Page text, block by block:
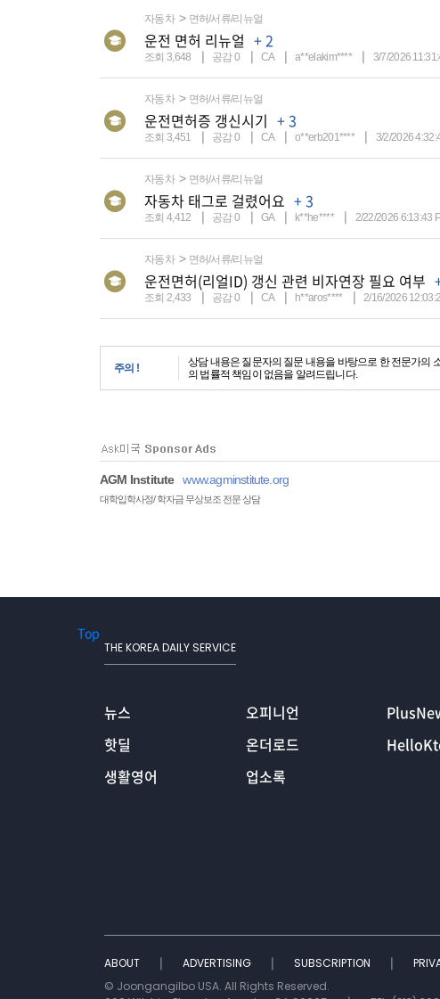
자동차 면허/서류/리뉴얼
운전 면허 리뉴얼 + 2
조회 3,648 공감 0 CA a**elakim**** 3/7/2026
자동차 면허/서류/리뉴얼
운전면허증 갱신시기 + 3
조회 3,451 공감 0 CA o**erb201**** 3/2/2026
자동차 면허/서류/리뉴얼
자동차 태그로 걸렸어요 + 3
조회 4,412 공감 0 GA k**he**** 2/22/2026 6:13:43
자동차 면허/서류/리뉴얼
운전면허(리얼ID) 갱신 관련 비자연장 필요 여부
조회 2,433 공감 0 CA h**aros**** 2/16/2026
주의 !
상담 내용은 질문자의 질문 내용을 바탕으로 한 전문가의
의 법률적 책임이 없음을 알려드립니다.
AGM Institute www.agminstitute.org
대학입학사정/ 학자금 무상보조 전문 상담
Top
THE KOREA DAILY SERVICE
뉴스
핫딜
생활영어
오피니언
온더로드
업소록
ABOUT ADVERTISING SUBSCRIPTION
© Joongangilbo USA. All Rights Reserved.